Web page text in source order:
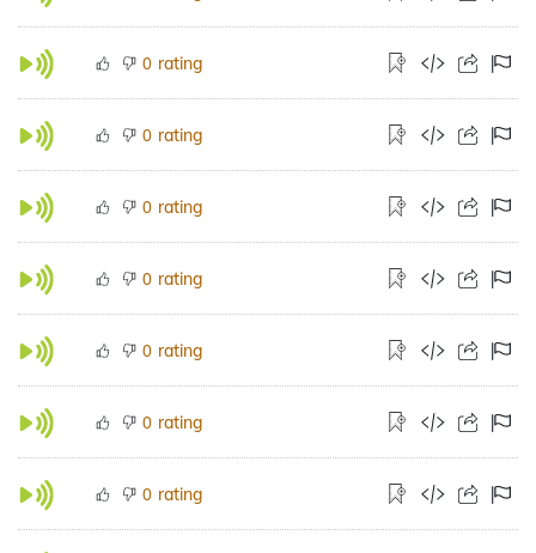
0 rating
0 rating
0 rating
0 rating
0 rating
0 rating
0 rating